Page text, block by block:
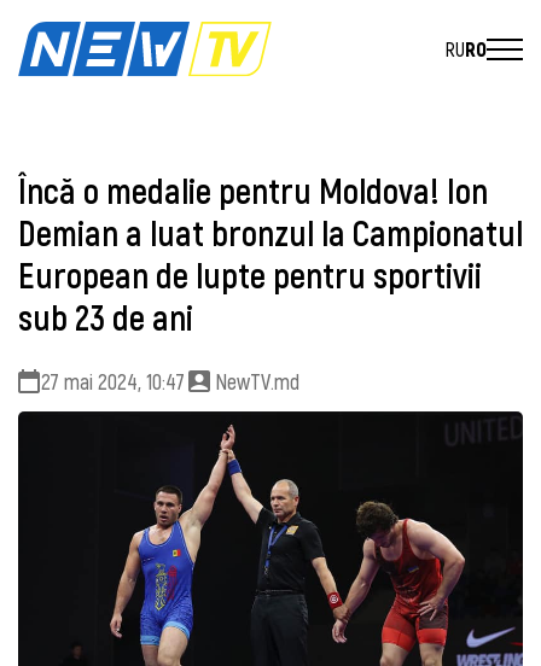
RURO
Încă o medalie pentru Moldova! Ion
Demian a luat bronzul la Campionatul
European de lupte pentru sportivii
sub 23 de ani
27 mai 2024, 10:47 NewTV.md